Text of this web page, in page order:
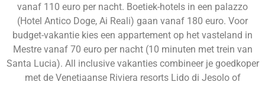
vanaf 110 euro per nacht. Boetiek-hotels in een palazzo
(Hotel Antico Doge, Ai Reali) gaan vanaf 180 euro. Voor
budget-vakantie kies een appartement op het vasteland in
Mestre vanaf 70 euro per nacht (10 minuten met trein van
Santa Lucia). All inclusive vakanties combineer je goedkoper
met de Venetiaanse Riviera resorts Lido di Jesolo of